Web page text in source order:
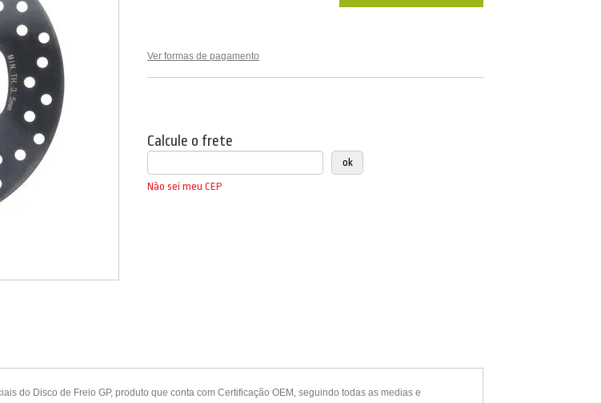
Ver formas de pagamento
Calcule o frete
Não sei meu CEP
do Disco de Freio GP, produto que conta com Certificação OEM, seguindo todas as medias e